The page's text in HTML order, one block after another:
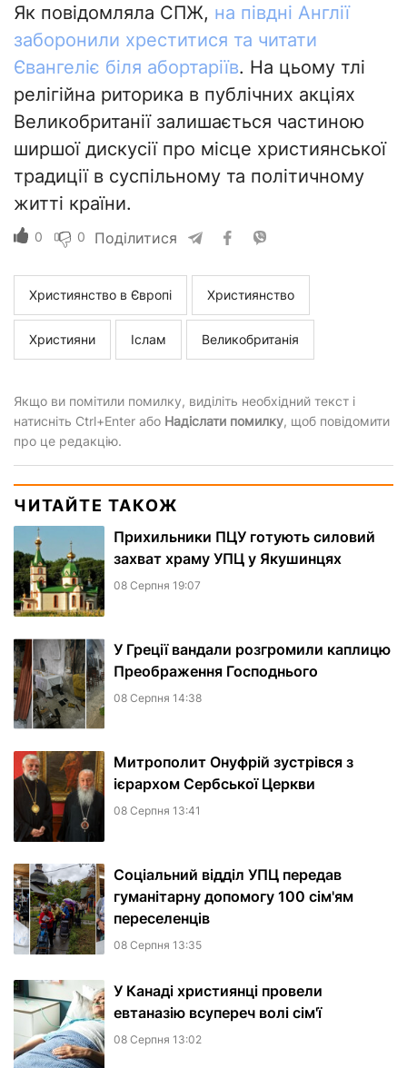
Як повідомляла СПЖ, на півдні Англії
заборонили хреститися та читати
Євангеліє біля абортаріїв. На цьому тлі
релігійна риторика в публічних акціях
Великобританії залишається частиною
ширшої дискусії про місце християнської
традиції в суспільному та політичному
житті країни.
0 0 Поділитися
Християнство в Європі Християнство
Християни Іслам Великобританія
Якщо ви помітили помилку, виділіть необхідний текст і
натисніть Ctrl+Enter або Надіслати помилку, щоб повідомити
про це редакцію.
ЧИТАЙТЕ ТАКОЖ
Прихильники ПЦУ готують силовий
захват храму УПЦ у Якушинцях
08 Серпня 19:07
У Греції вандали розгромили каплицю
Преображення Господнього
08 Серпня 14:38
Митрополит Онуфрій зустрівся з
ієрархом Сербської Церкви
08 Серпня 13:41
Соціальний відділ УПЦ передав
гуманітарну допомогу 100 сім'ям
переселенців
08 Серпня 13:35
У Канаді християнці провели
евтаназію всупереч волі сім'ї
08 Серпня 13:02